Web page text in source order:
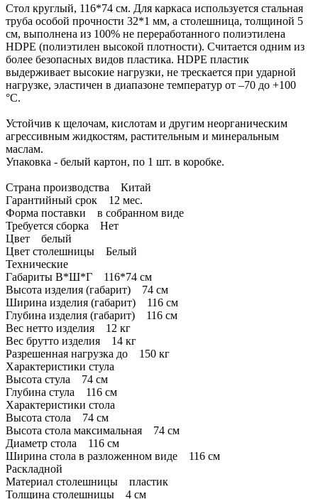
Стол круглый, 116*74 см. Для каркаса используется стальная
труба особой прочности 32*1 мм, а столешница, толщиной 5
см, выполнена из 100% не переработанного полиэтилена
HDPE (полиэтилен высокой плотности). Считается одним из
более безопасных видов пластика. HDPE пластик
выдерживает высокие нагрузки, не трескается при ударной
нагрузке, эластичен в диапазоне температур от –70 до +100
°С.
Устойчив к щелочам, кислотам и другим неорганическим
агрессивным жидкостям, растительным и минеральным
маслам.
Упаковка - белый картон, по 1 шт. в коробке.
Страна производства Китай
Гарантийный срок 12 мес.
Форма поставки в собранном виде
Требуется сборка Нет
Цвет белый
Цвет столешницы Белый
Технические
Габариты В*Ш*Г 116*74 см
Высота изделия (габарит) 74 см
Ширина изделия (габарит) 116 см
Глубина изделия (габарит) 116 см
Вес нетто изделия 12 кг
Вес брутто изделия 14 кг
Разрешенная нагрузка до 150 кг
Характеристики стула
Высота стула 74 см
Глубина стула 116 см
Характеристики стола
Высота стола 74 см
Высота стола максимальная 74 см
Диаметр стола 116 см
Ширина стола в разложенном виде 116 см
Раскладной
Материал столешницы пластик
Толщина столешницы 4 см